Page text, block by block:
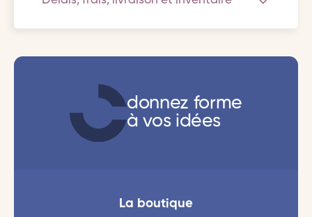
donnez forme
à vos idées
La boutique